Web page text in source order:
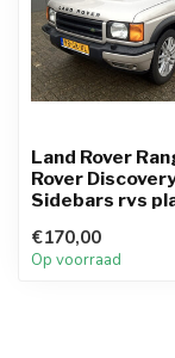
Land Rover
Rover
Sidebars rvs
€170,00
Op voorraad